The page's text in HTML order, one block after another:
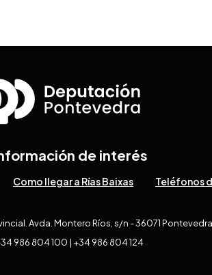
de interés
Como llegar a Rías Baixas Teléfonos
Avda. Montero Ríos, s/n - 36071 Pontevedra
986 804 100 | +34 986 804 124